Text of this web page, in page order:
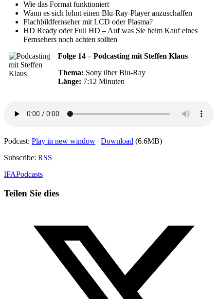
Wie das Format funktioniert
Wann es sich lohnt einen Blu-Ray-Player anzuschaffen
Flachbildfernseher mit LCD oder Plasma?
HD Ready oder Full HD – Auf was Sie beim Kauf eines
Fernsehers noch achten sollten
Folge 14 – Podcasting mit Steffen Klaus
Thema: Sony über Blu-Ray
Länge: 7:12 Minuten
Podcast: Play in new window | Download (6.6MB)
Subscribe: RSS
IFAPodcasts
Teilen Sie dies